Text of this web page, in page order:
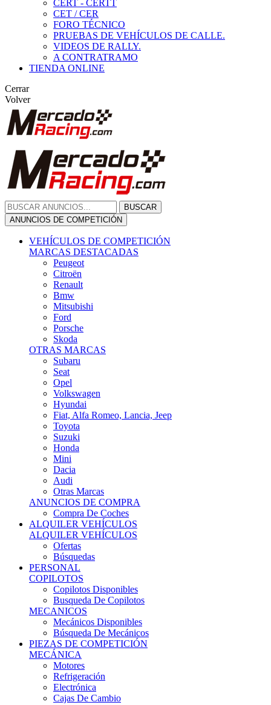
CERT - CERTT
CET / CER
FORO TÉCNICO
PRUEBAS DE VEHÍCULOS DE CALLE.
VIDEOS DE RALLY.
A CONTRATRAMO
TIENDA ONLINE
Cerrar
Volver
BUSCAR
ANUNCIOS DE COMPETICIÓN
VEHÍCULOS DE COMPETICIÓN
MARCAS DESTACADAS
Peugeot
Citroën
Renault
Bmw
Mitsubishi
Ford
Porsche
Skoda
OTRAS MARCAS
Subaru
Seat
Opel
Volkswagen
Hyundai
Fiat, Alfa Romeo, Lancia, Jeep
Toyota
Suzuki
Honda
Mini
Dacia
Audi
Otras Marcas
ANUNCIOS DE COMPRA
Compra De Coches
ALQUILER VEHÍCULOS
ALQUILER VEHÍCULOS
Ofertas
Búsquedas
PERSONAL
COPILOTOS
Copilotos Disponibles
Busqueda De Copilotos
MECANICOS
Mecánicos Disponibles
Búsqueda De Mecánicos
PIEZAS DE COMPETICIÓN
MECÁNICA
Motores
Refrigeración
Electrónica
Cajas De Cambio